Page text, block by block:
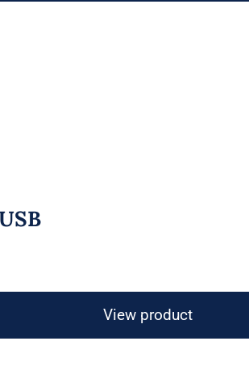
View product